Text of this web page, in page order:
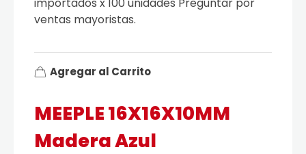
MEEPLE 16X16X10MM
Madera Azul
ventas mayoristas.
Agregar al Carrito